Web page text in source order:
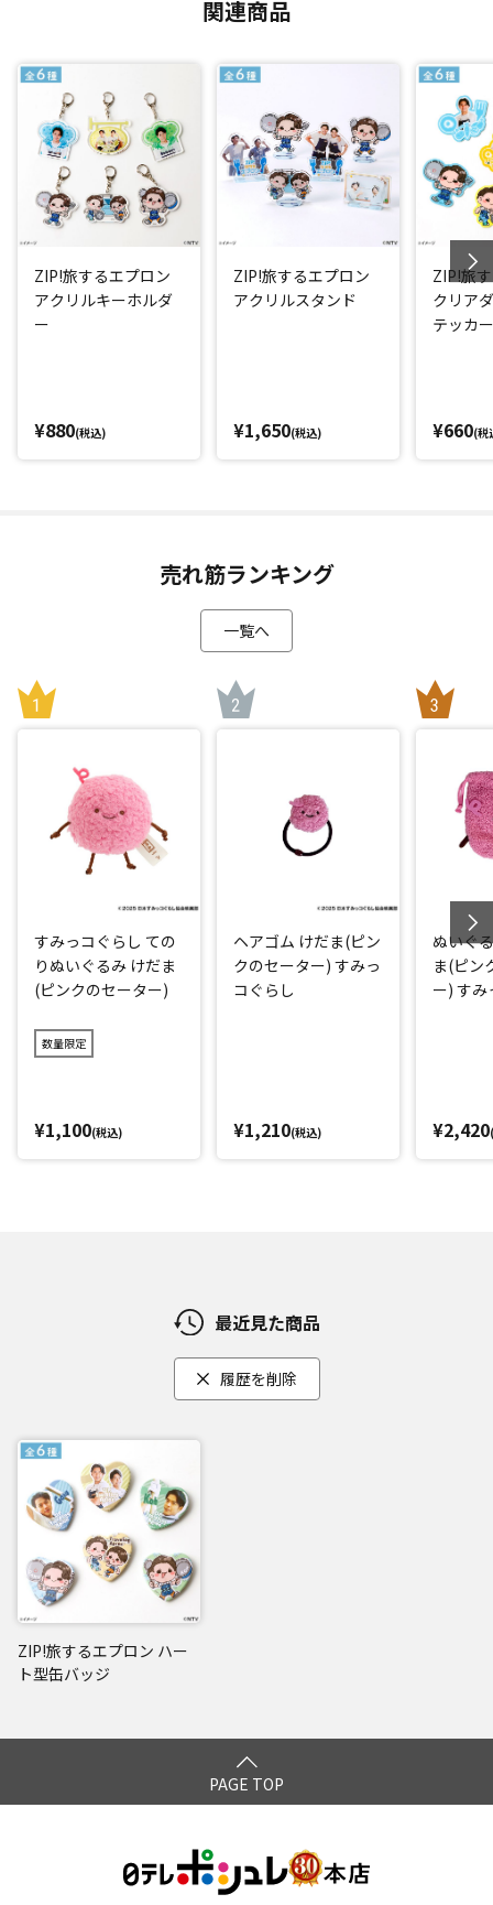
関連商品
ZIP!旅するエプロン
アクリルキーホルダ
ー
¥880(税込)
ZIP!旅するエプロン
アクリルスタンド
¥1,650(税込)
ZIP!旅
クリア
テッカー
¥660(税
売れ筋ランキング
一覧へ
すみっコぐらし ての
りぬいぐるみ けだま
(ピンクのセーター)
数量限定
¥1,100(税込)
ヘアゴム けだま(ピン
クのセーター) すみっ
コぐらし
¥1,210(税込)
ぬいぐ
ま(ピン
ー) すみ
¥2,420
最近見た商品
履歴を削除
ZIP!旅するエプロン ハー
ト型缶バッジ
PAGE TOP